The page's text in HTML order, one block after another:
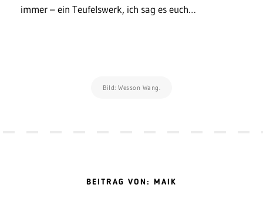
immer – ein Teufelswerk, ich sag es euch…
Bild: Wesson Wang.
BEITRAG VON: MAIK